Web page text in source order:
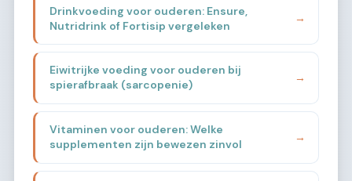
Drinkvoeding voor ouderen: Ensure,
Nutridrink of Fortisip vergeleken
→
Eiwitrijke voeding voor ouderen bij
spierafbraak (sarcopenie)
→
Vitaminen voor ouderen: Welke
supplementen zijn bewezen zinvol
→